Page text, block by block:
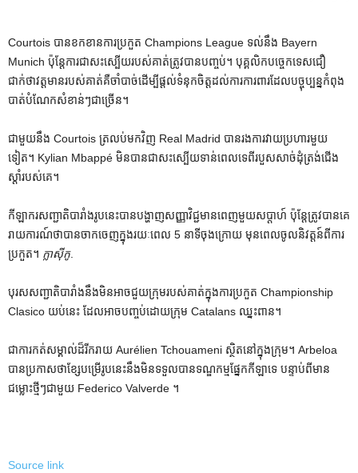
Courtois បានខកខានការប្រកួត Champions League ទល់នឹង Bayern
Munich ប៉ុន្តែការជាសះស្បើយរបស់គាត់ត្រូវបានបញ្ចប់។ បុគ្គលិកបច្ចេកទេសជឿ
ជាក់ថាវត្តមានរបស់គាត់គឺចាំបាច់ដើម្បីផ្តល់ទំនុកចិត្តដល់ការការពារដែលបច្ចុប្បន្នកំពុង
បាត់បំណែកសំខាន់ៗជាច្រើន។
ជាមួយនឹង Courtois ត្រលប់មកវិញ Real Madrid បានរងការវាយប្រហារមួយ
ទៀត។ Kylian Mbappé មិន​បាន​ជា​សះស្បើយ​ទាន់​ពេល​ទេ​ពី​របួស​សាច់ដុំ​ត្រង់​ជើង​
ស្តាំ​របស់​គេ។
កីឡាករសញ្ជាតិបារាំងរូបនេះបានបង្ហាញសញ្ញាវិជ្ជមានពេញមួយសប្តាហ៍ ប៉ុន្តែត្រូវបានគេ
រាយការណ៍ថាបានចាកចេញក្នុងរយៈពេល 5 នាទីចុងក្រោយ មុនពេលចូលនិវត្តន៍ពីការ
ប្រកួត។ ក្លាស៊ីកូ.
បុរសសញ្ជាតិបារាំងនឹងមិនអាចជួយក្រុមរបស់គាត់ក្នុងការប្រកួត Championship
Clasico យប់នេះ ដែលអាចបញ្ចប់ដោយក្រុម Catalans ឈ្នះពាន។
ជាការកត់សម្គាល់ដ៏រីករាយ Aurélien Tchouameni ស្ថិតនៅក្នុងក្រុម។ Arbeloa
បានប្រកាសថាខ្សែបម្រើរូបនេះនឹងមិនទទួលបានទណ្ឌកម្មផ្នែកកីឡាទេ បន្ទាប់ពីមាន
ជម្លោះថ្មីៗជាមួយ Federico Valverde ។
Source link